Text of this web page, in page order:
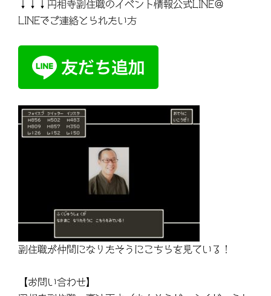
↓↓↓円相寺副住職のイベント情報公式LINE＠
LINEでご連絡とられたい方
副住職が仲間になりたそうにこちらを見ている！
【お問い合わせ】